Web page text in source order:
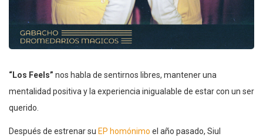
“Los Feels” nos habla de sentirnos libres, mantener una
mentalidad positiva y la experiencia inigualable de estar con un ser
querido.
Después de estrenar su EP homónimo el año pasado, Siul